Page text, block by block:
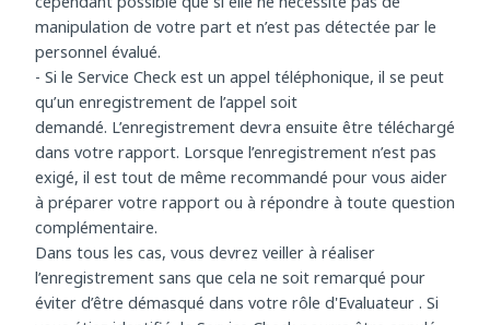
l'utilisation d'un dictaphone pendant la visite ne sera
cependant possible que si elle ne nécessite pas de
manipulation de votre part et n’est pas détectée par le
personnel évalué.
- Si le Service Check est un appel téléphonique, il se peut
qu’un enregistrement de l’appel soit
demandé. L’enregistrement devra ensuite être téléchargé
dans votre rapport. Lorsque l’enregistrement n’est pas
exigé, il est tout de même recommandé pour vous aider
à préparer votre rapport ou à répondre à toute question
complémentaire.
Dans tous les cas, vous devrez veiller à réaliser
l’enregistrement sans que cela ne soit remarqué pour